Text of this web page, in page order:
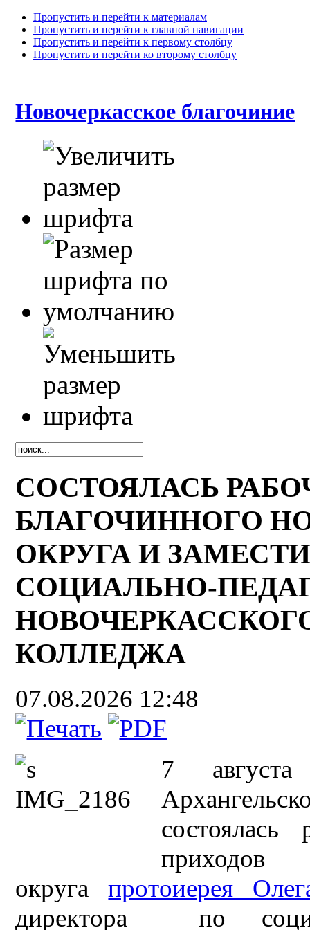
Пропустить и перейти к материалам
Пропустить и перейти к главной навигации
Пропустить и перейти к первому столбцу
Пропустить и перейти ко второму столбцу
Новочеркасское благочиние
СОСТОЯЛАСЬ
БЛАГОЧИННОГО
ОКРУГА И
СОЦИАЛЬНО-
КОЛЛЕДЖА
07.08.2026 12:48
7
состоялась
округапротоиерея
директора по